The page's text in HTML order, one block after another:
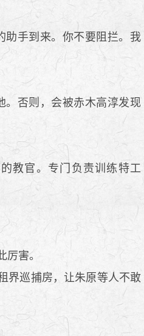
手到来。你不要阻拦。我
否则，会被赤木高淳发现
教官。专门负责训练特工
害。
界巡捕房，让朱原等人不敢